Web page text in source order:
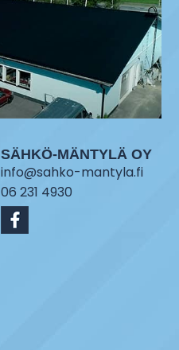
SÄHKÖ-MÄNTYLÄ OY
info@sahko-mantyla.fi
06 231 4930